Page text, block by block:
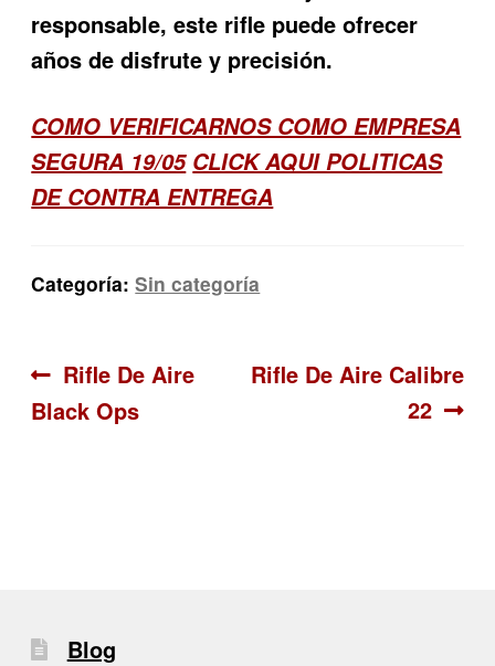
responsable, este rifle puede ofrecer
años de disfrute y precisión.
COMO VERIFICARNOS COMO EMPRESA
SEGURA 19/05 CLICK AQUI POLITICAS
DE CONTRA ENTREGA
Categoría:Sin categoría
Navegación
de
Anterior:
Rifle De Aire
Black Ops
Siguiente:
Rifle De Aire Calibre
22
Blog